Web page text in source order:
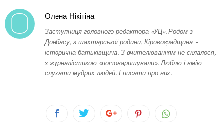
Олена Нікітіна
Заступниця головного редактора «УЦ». Родом з
Донбасу, з шахтарської родини. Кіровоградщина -
історична батьківщина. З вчителюванням не склалося,
з журналістикою «потоваришували». Люблю і вмію
слухати мудрих людей. І писати про них.